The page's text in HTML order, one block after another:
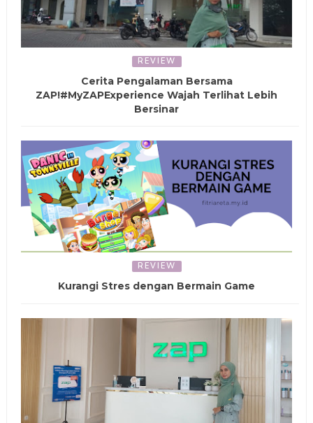
REVIEW
Cerita Pengalaman Bersama
ZAP!#MyZAPExperience Wajah Terlihat Lebih
Bersinar
REVIEW
Kurangi Stres dengan Bermain Game